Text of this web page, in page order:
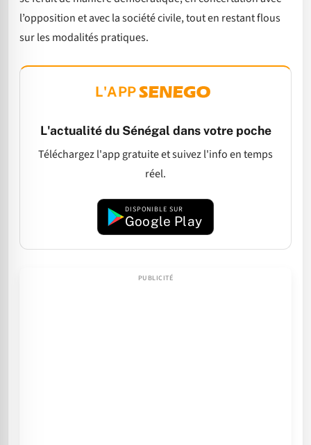
l’opposition et avec la société civile, tout en restant flous
sur les modalités pratiques.
L'APP
L'actualité du Sénégal dans votre poche
Téléchargez l'app gratuite et suivez l'info en temps
réel.
DISPONIBLE SUR
Google Play